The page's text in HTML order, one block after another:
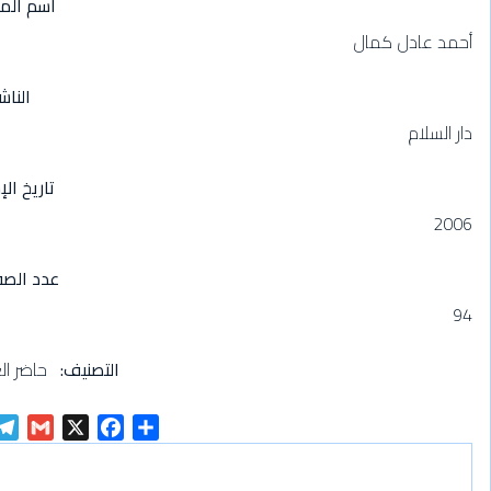
أحمد عادل كمال
دار السلام
تاريخ
2006
عدد
94
التصنيف حاضر
S
h
F
a
X
G
m